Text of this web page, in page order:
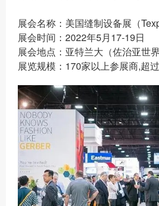
展会名称：美国缝制设备展（
展会时间：2022年5月17-19日
展会地点：亚特兰大（佐治亚世
展览规模：170家以上参展商,超